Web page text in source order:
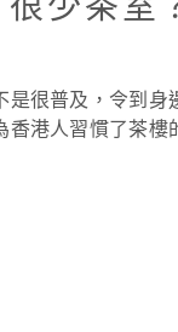
是很普及，令到
港人習慣了茶樓